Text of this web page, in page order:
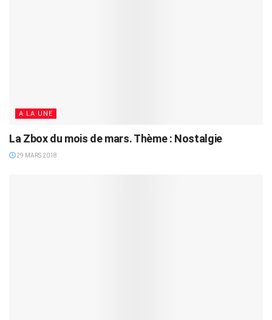
A LA UNE
La Zbox du mois de mars. Thème : Nostalgie
29 MARS 2018